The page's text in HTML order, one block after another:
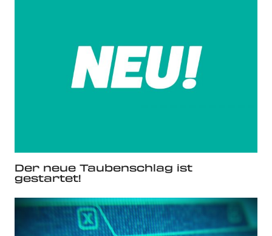
Der neue Taubenschlag ist
gestartet!